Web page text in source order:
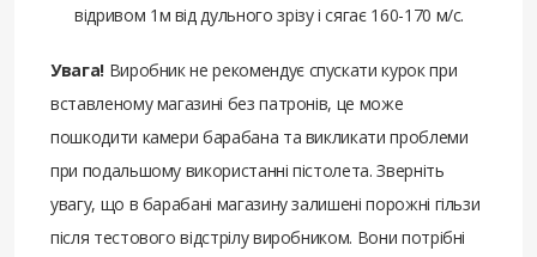
відривом 1м від дульного зрізу і сягає 160-170 м/с.
Увага!Виробник не рекомендує спускати курок при
вставленому магазині без патронів, це може
пошкодити камери барабана та викликати проблеми
при подальшому використанні пістолета. Зверніть
увагу, що в барабані магазину залишені порожні гільзи
після тестового відстрілу виробником. Вони потрібні